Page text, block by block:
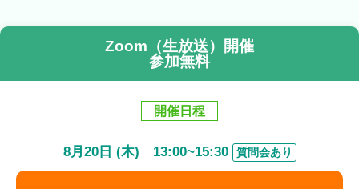
Zoom（生放送）開催
参加無料
開催日程
8月 20日 (木) 13:00~15:30 質問会あり